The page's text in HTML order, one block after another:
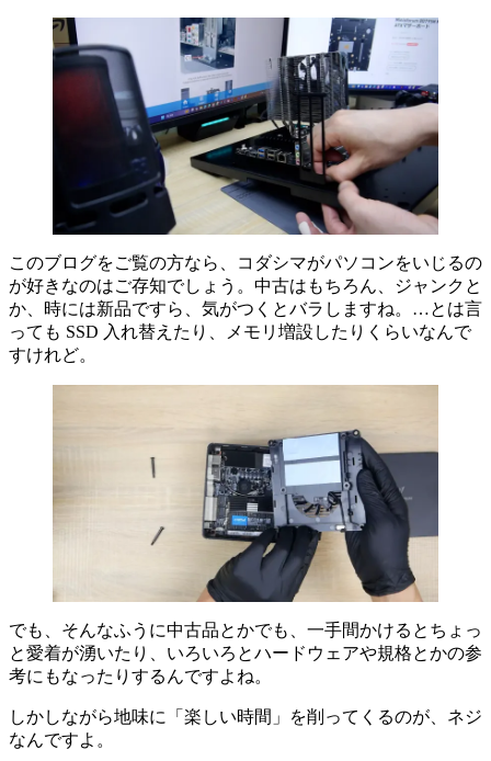
このブログをご覧の方なら、コダシマがパソコンをいじるの
が好きなのはご存知でしょう。中古はもちろん、ジャンクと
か、時には新品ですら、気がつくとバラしますね。…とは言
っても SSD 入れ替えたり、メモリ増設したりくらいなんで
すけれど。
でも、そんなふうに中古品とかでも、一手間かけるとちょっ
と愛着が湧いたり、いろいろとハードウェアや規格とかの参
考にもなったりするんですよね。
しかしながら地味に「楽しい時間」を削ってくるのが、ネジ
なんですよ。